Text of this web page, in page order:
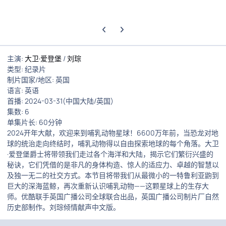
上一张轮播幻灯片
下一张轮播幻灯片
主演: 大卫·爱登堡 /刘琮
类型: 纪录片
制片国家/地区: 英国
语言: 英语
首播: 2024-03-31(中国大陆/英国)
集数: 6
单集片长: 60分钟
2024开年大献，欢迎来到哺乳动物星球！6600万年前，当恐龙对地
球的统治走向终结时，哺乳动物得以自由探索地球的每个角落。大卫
·爱登堡爵士将带领我们走过各个海洋和大陆，揭示它们繁衍兴盛的
秘诀，它们凭借的是非凡的身体构造、惊人的适应力、卓越的智慧以
及独一无二的社交方式。本节目将带我们从最微小的一特鲁利亚鼩到
巨大的深海蓝鲸，再次重新认识哺乳动物——这颗星球上的生存大
师。优酷联手英国广播公司全球联合出品，英国广播公司制片厂自然
历史部制作。刘琮倾情献声中文版。